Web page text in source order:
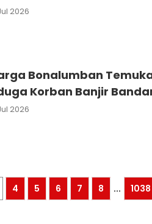
2026
Bonalumban
Korban Banjir
2026
4 5 6 7 8 ... 1038